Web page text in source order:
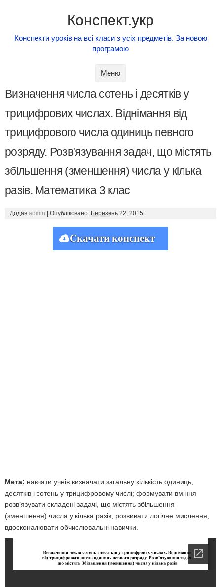
Конспект.укр
Конспекти уроків на всі класи з усіх предметів. За новою
програмою
Меню
Визначення числа сотень і десятків у
трицифрових числах. Віднімання від
трицифрового числа одиниць певного
розряду. Розв’язування задач, що містять
збільшення (зменшення) числа у кілька
разів. Математика 3 клас
Додав admin Опубліковано: Березень 22, 2015
Скачати конспект
Мета: навчати учнів визначати загальну кількість одиниць,
десятків і сотень у трицифровому числі; формувати вміння
розв’язувати складені задачі, що містять збільшення
(зменшення) числа у кілька разів; розвивати логічне мислення;
вдосконалювати обчислювальні навички.